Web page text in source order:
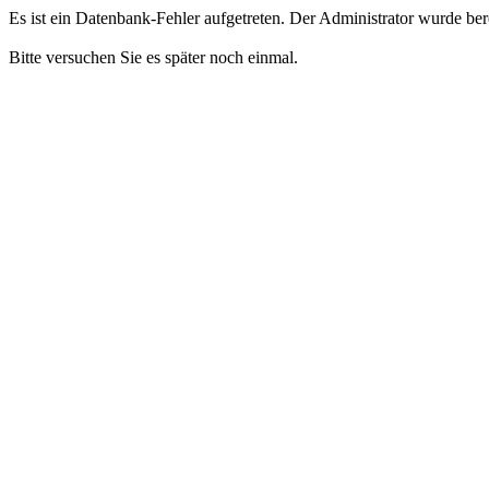
Es ist ein Datenbank-Fehler aufgetreten. Der Administrator wurde
Bitte versuchen Sie es später noch einmal.